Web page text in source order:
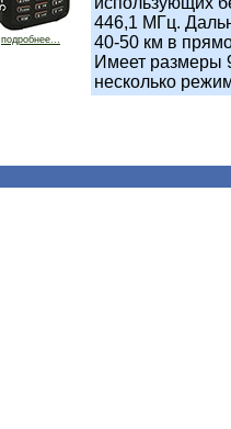
подробнее...
446,1 МГц.
40-50 км в
Имеет размеры
несколько